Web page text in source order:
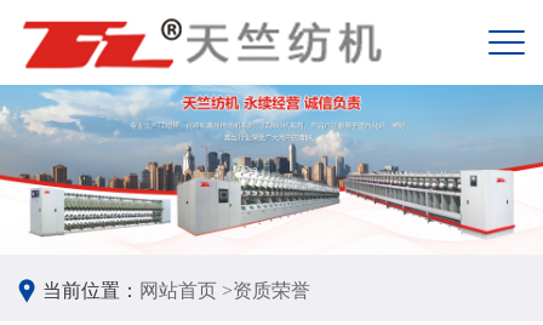
当前位置： 网站首页 >资质荣誉